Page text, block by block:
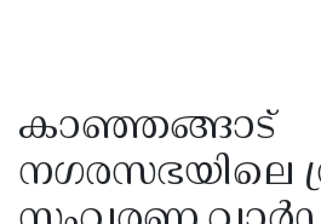
കാഞ്ഞങ്ങാട്
നഗരസഭയിലെ